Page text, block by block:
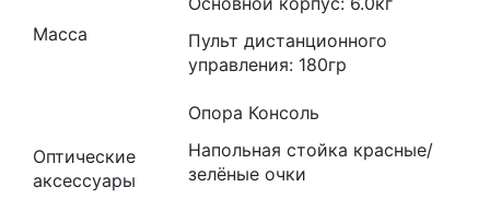
Масса
Пульт дистанционного
управления: 180гр
Оптические
аксессуары
Опора Консоль
Напольная стойка красные/
зелёные очки